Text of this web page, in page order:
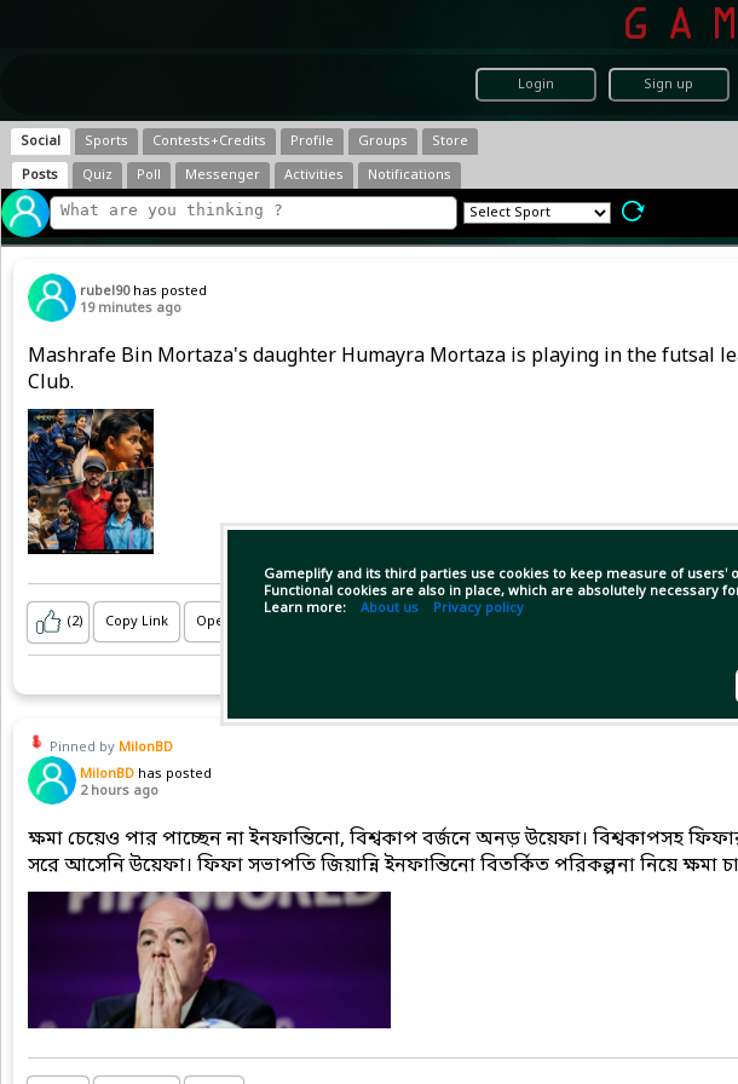
Login Sign up
Gameplify and its third parties use cookies to keep measure of
Functional cookies are also in place, which are absolutely necessary
Learn more: About us Privacy policy
Social Sports Contests+Credits Profile Groups
Store
Posts
Quiz Poll Messenger Activities Notifications
rubel90 has posted
19 minutes ago
Mashrafe Bin Mortaza's daughter Humayra Mortaza is playing in the futsal
Club.
(2) Copy Link Open
Pinned by MilonBD
MilonBD has posted
2 hours ago
ক্ষমা চেয়েও পার পাচ্ছেন না ইনফান্তিনো, বিশ্বকাপ বর্জনে অনড় উয়েফা। বিশ্বকাপসহ
সরে আসেনি উয়েফা। ফিফা সভাপতি জিয়ান্নি ইনফান্তিনো বিতর্কিত পরিকল্পনা নিয়ে ক্ষমা